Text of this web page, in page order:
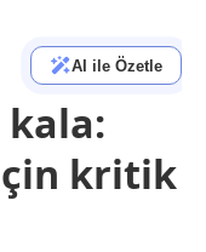
AI ile Özetle
kala:
kritik